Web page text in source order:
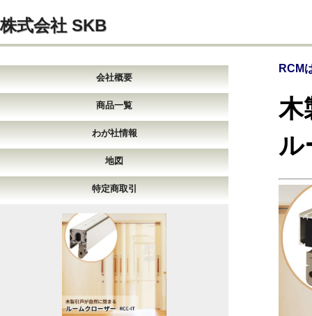
株式会社 SKB
会社概要
商品一覧
わが社情報
地図
特定商取引
RCM
木
ル